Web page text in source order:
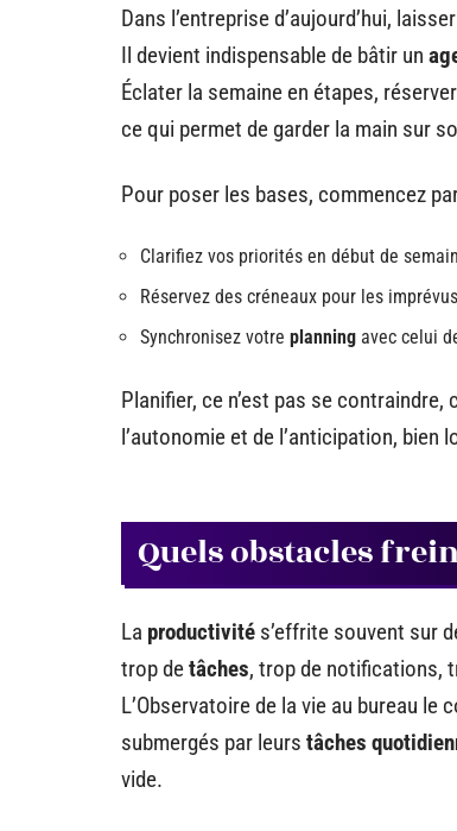
Dans l’entreprise d’aujourd’hui,
Il devient indispensable de bâtir un
Éclater la semaine en étapes,
ce qui permet de garder la main sur
Pour poser les bases, commencez
Clarifiez vos priorités en début de
Réservez des créneaux pour les imprévus
Synchronisez votre planning avec celui
Planifier, ce n’est pas se contraindre,
l’autonomie et de l’anticipation, bien
Quels obstacles
La productivité s’effrite souvent sur
trop detâches, trop de notifications,
L’Observatoire de la vie au bureau
submergés par leurs tâches
vide.